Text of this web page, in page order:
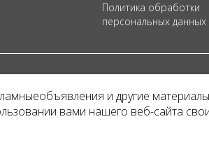
Политика обработки
персональных данных
и другие
вами нашего веб-сайта